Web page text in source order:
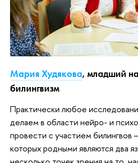
Мария Худякова, младший
билингвизм
Практически любое
делаем в области нейро- и
провести с участием билингвов
которых родными являются два